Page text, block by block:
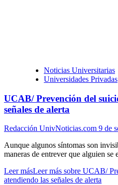
Noticias Universitarias
Universidades Privadas
UCAB/ Prevención del
señales de alerta
Redacción UnivNoticias.com 9 de
Aunque algunos síntomas son
maneras de entrever que alguien se
Leer másLeer más sobre UCAB/
atendiendo las señales de alerta